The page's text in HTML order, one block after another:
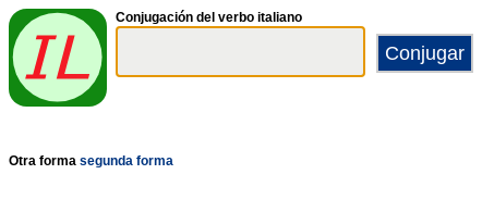
Conjugación del verbo italiano
Otra forma segunda forma